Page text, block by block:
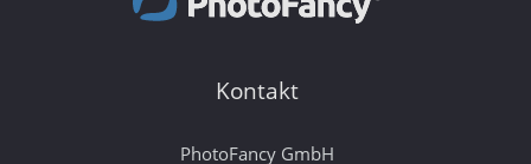
Kontakt
PhotoFancy GmbH